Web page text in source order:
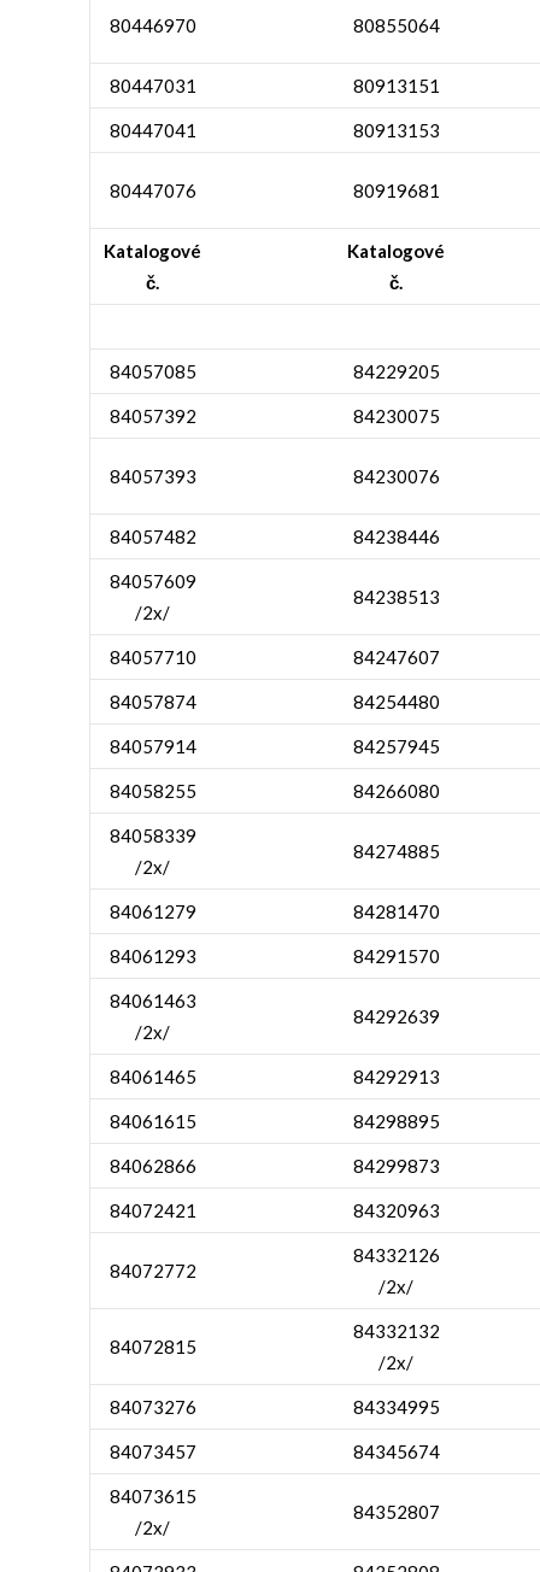
80446970 80855064
80447031 80913151
80447041 80913153
80447076 80919681
Katalogové
č.
Katalogové
č.
84057085 84229205
84057392 84230075
84057393 84230076
84057482 84238446
84057609
/2x/
84238513
84057710 84247607
84057874 84254480
84057914 84257945
84058255 84266080
84058339
/2x/
84274885
84061279 84281470
84061293 84291570
84061463
/2x/
84292639
84061465 84292913
84061615 84298895
84062866 84299873
84072421 84320963
84072772
84332126
/2x/
84072815
84332132
/2x/
84073276 84334995
84073457 84345674
84073615
/2x/
84352807